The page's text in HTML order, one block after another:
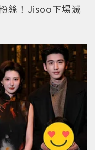
絲！Jisoo下場滅